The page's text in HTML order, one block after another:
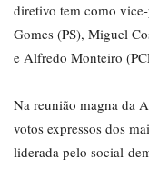
diretivo tem como
Gomes (PS), Miguel
e Alfredo Monteiro
Na reunião magna da
votos expressos dos
liderada pelo social-